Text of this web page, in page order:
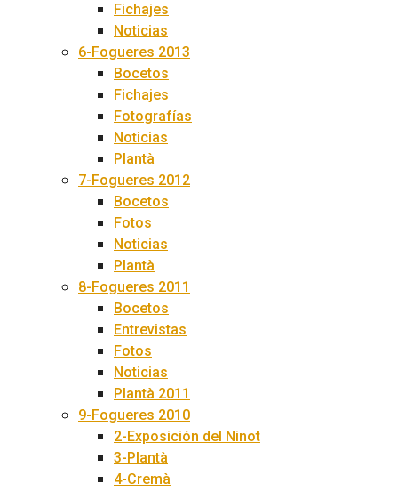
Fichajes
Noticias
6-Fogueres 2013
Bocetos
Fichajes
Fotografías
Noticias
Plantà
7-Fogueres 2012
Bocetos
Fotos
Noticias
Plantà
8-Fogueres 2011
Bocetos
Entrevistas
Fotos
Noticias
Plantà 2011
9-Fogueres 2010
2-Exposición del Ninot
3-Plantà
4-Cremà